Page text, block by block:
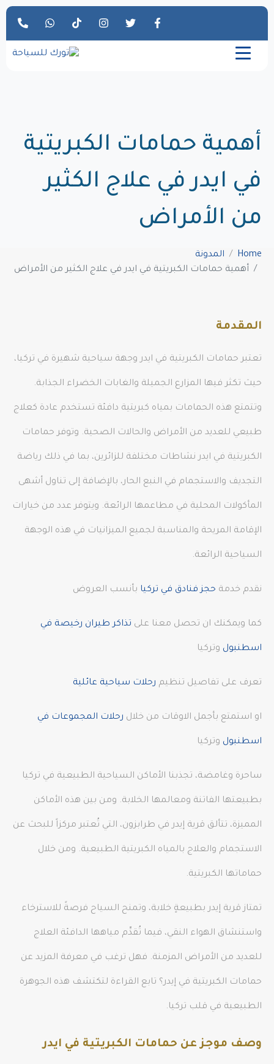
أهمية حمامات الكبريتية
في ايدر في علاج الكثير
من الأمراض
Home
المدونة
أهمية حمامات الكبريتية في ايدر في علاج الكثير من الأمراض
المقدمة
تعتبر حمامات الكبريتية في ايدر وجهة سياحية شهيرة في تركيا،
حيث تكثر فيها المزارع الجميلة والغابات الخضراء الجذابة.
وتتمتع هذه الحمامات بمياه كبريتية دافئة تستخدم عادة كعلاج
طبيعي للعديد من الأمراض والحالات الصحية. وتوفر حمامات
الكبريتية في ايدر نشاطات مختلفة للزائرين، بما في ذلك رياضة
التجديف والاستجمام في النبع الحار، بالإضافة إلى تناول أشهى
المأكولات المحلية في مطاعمها الرائعة. ويتوفر عدد من خيارات
الإقامة المريحة والمناسبة لجميع الميزانيات في هذه الوجهة
السياحية الرائعة.
نقدم خدمة حجز فنادق في تركيا بأنسب العروض
كما ويمكنك ان تحصل معنا على تذاكر طيران رخيصة في
اسطنبول وتركيا
تعرف على تفاصيل تنظيم رحلات سياحية عائلية
او استمتع بأجمل الاوقات من خلال رحلات المجموعات في
اسطنبول وتركيا
ساحرة وغامضة، تجذبنا الأماكن السياحية الطبيعية في تركيا
بطبيعتها الفاتنة ومعالمها الخلابة. ومن بين هذه الأماكن
المميزة، تتألق قرية إيدر في طرابزون، التي تُعتبر مركزاً للبحث عن
الاستجمام والعلاج بالمياه الكبريتية الطبيعية. ومن خلال
حماماتها الكبريتية.
تمتاز قرية إيدر بطبيعةٍ خلابة، وتمنح السياح فرصةً للاسترخاء
واستنشاق الهواء النقي، فيما تُقدِّم مياهها الدافئة العلاج
للعديد من الأمراض المزمنة. فهل ترغب في معرفة المزيد عن
حمامات الكبريتية في إيدر؟ تابع القراءة لتكتشف هذه الجوهرة
الطبيعية في قلب تركيا.
وصف موجز عن حمامات الكبريتية في ايدر